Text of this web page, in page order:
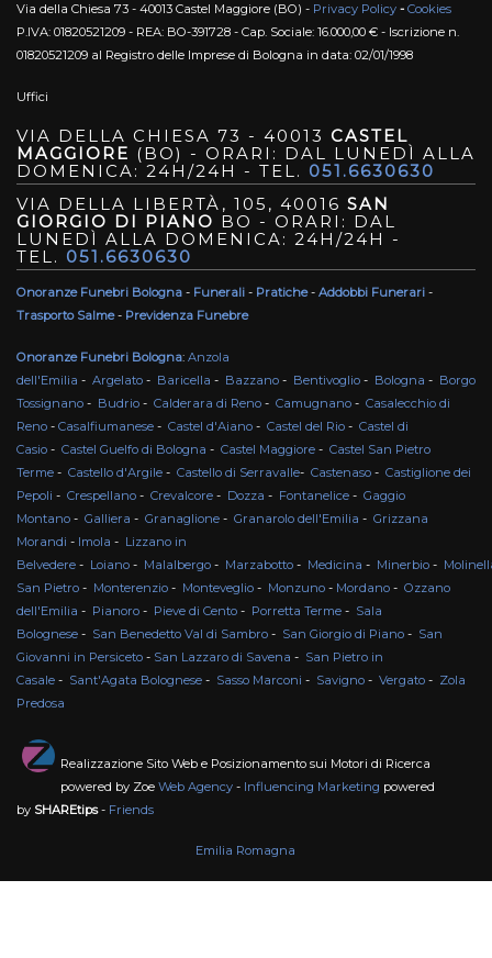
Via della Chiesa 73 - 40013 Castel Maggiore (BO) - Privacy Policy- Cookies
P.IVA: 01820521209 - REA: BO-391728 - Cap. Sociale: 16.000,00 € - Iscrizione n.
01820521209 al Registro delle Imprese di Bologna in data: 02/01/1998
Uffici
VIA DELLA CHIESA 73 - 40013 CASTEL
MAGGIORE (BO) - ORARI: DAL LUNEDÌ ALLA
DOMENICA: 24H/24H - TEL. 051.6630630
VIA DELLA LIBERTÀ, 105, 40016 SAN
GIORGIO DI PIANO BO - ORARI: DAL
LUNEDÌ ALLA DOMENICA: 24H/24H -
TEL. 051.6630630
Onoranze Funebri Bologna- Funerali- Pratiche- Addobbi Funerari-
Trasporto Salme- Previdenza Funebre
Onoranze Funebri Bologna: Anzola
dell'Emilia - Argelato- Baricella - Bazzano- Bentivoglio- Bologna - Borgo
Tossignano- Budrio- Calderara di Reno- Camugnano- Casalecchio di
Reno- Casalfiumanese- Castel d'Aiano- Castel del Rio- Castel di
Casio- Castel Guelfo di Bologna - Castel Maggiore- Castel San Pietro
Terme- Castello d'Argile- Castello di Serravalle- Castenaso- Castiglione dei
Pepoli - Crespellano- Crevalcore- Dozza - Fontanelice- Gaggio
Montano- Galliera - Granaglione- Granarolo dell'Emilia - Grizzana
Morandi - Imola - Lizzano in
Belvedere- Loiano- Malalbergo- Marzabotto- Medicina - Minerbio-
San Pietro- Monterenzio- Monteveglio- Monzuno- Mordano- Ozzano
dell'Emilia - Pianoro- Pieve di Cento- Porretta Terme- Sala
Bolognese- San Benedetto Val di Sambro- San Giorgio di Piano- San
Giovanni in Persiceto- San Lazzaro di Savena - San Pietro in
Casale- Sant'Agata Bolognese- Sasso Marconi - Savigno- Vergato- Zola
Predosa
Realizzazione Sito Web e Posizionamento sui Motori di Ricerca
powered by Zoe Web Agency- Influencing Marketing powered
by SHAREtips- Friends
Emilia Romagna